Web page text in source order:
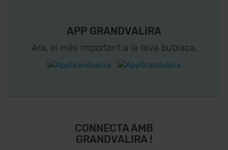
APP GRANDVALIRA
Ara, el més important a la teva butxaca.
CONNECTA AMB
GRANDVALIRA !